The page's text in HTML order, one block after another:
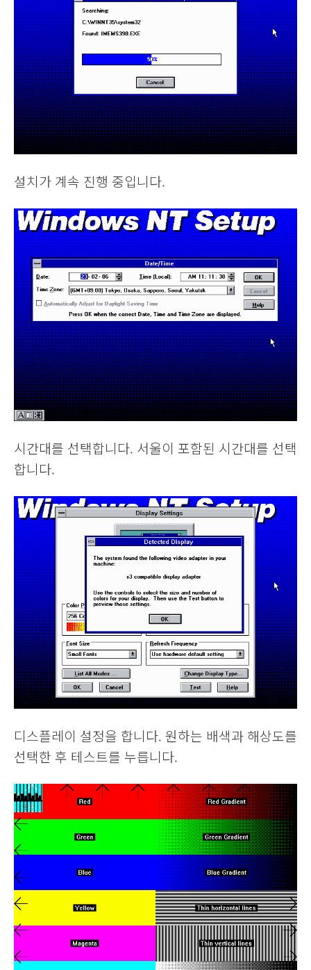
설치가 계속 진행 중입니다.
시간대를 선택합니다. 서울이 포함된 시간대를 선택
합니다.
디스플레이 설정을 합니다. 원하는 배색과 해상도를
선택한 후 테스트를 누릅니다.